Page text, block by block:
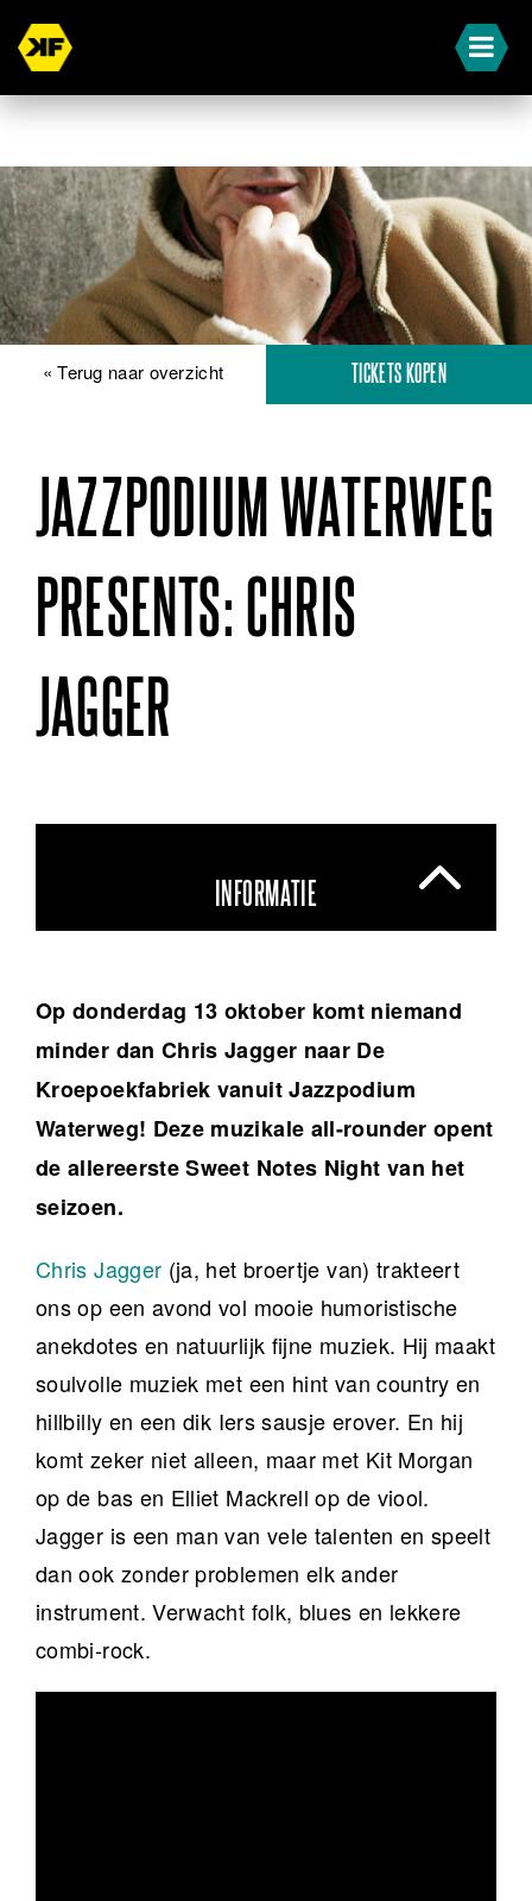
« Terug naar overzicht TICKETS KOPEN
JAZZPODIUM WATERWEG
PRESENTS: CHRIS
JAGGER
INFORMATIE
Op donderdag 13 oktober komt niemand
minder dan Chris Jagger naar De
Kroepoekfabriek vanuit Jazzpodium
Waterweg! Deze muzikale all-rounder opent
de allereerste Sweet Notes Night van het
seizoen.
Chris Jagger (ja, het broertje van) trakteert
ons op een avond vol mooie humoristische
anekdotes en natuurlijk fijne muziek. Hij maakt
soulvolle muziek met een hint van country en
hillbilly en een dik Iers sausje erover. En hij
komt zeker niet alleen, maar met Kit Morgan
op de bas en Elliet Mackrell op de viool.
Jagger is een man van vele talenten en speelt
dan ook zonder problemen elk ander
instrument. Verwacht folk, blues en lekkere
combi-rock.